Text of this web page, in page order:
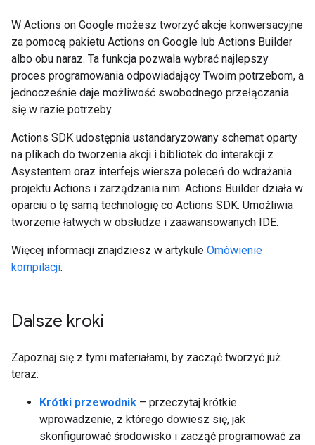
W Actions on Google możesz tworzyć akcje konwersacyjne
za pomocą pakietu Actions on Google lub Actions Builder
albo obu naraz. Ta funkcja pozwala wybrać najlepszy
proces programowania odpowiadający Twoim potrzebom, a
jednocześnie daje możliwość swobodnego przełączania
się w razie potrzeby.
Actions SDK udostępnia ustandaryzowany schemat oparty
na plikach do tworzenia akcji i bibliotek do interakcji z
Asystentem oraz interfejs wiersza poleceń do wdrażania
projektu Actions i zarządzania nim. Actions Builder działa w
oparciu o tę samą technologię co Actions SDK. Umożliwia
tworzenie łatwych w obsłudze i zaawansowanych IDE.
Więcej informacji znajdziesz w artykule Omówienie
kompilacji.
Dalsze kroki
Zapoznaj się z tymi materiałami, by zacząć tworzyć już
teraz:
Krótki przewodnik – przeczytaj krótkie
wprowadzenie, z którego dowiesz się, jak
skonfigurować środowisko i zacząć programować za